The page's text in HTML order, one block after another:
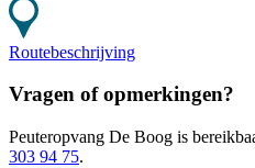
Routebeschrijving
Vragen of opmerkingen?
Peuteropvang De Boog is
303 94 75.